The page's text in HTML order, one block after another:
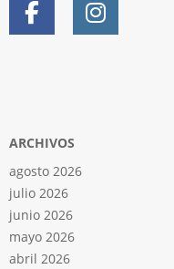
ARCHIVOS
agosto 2026
julio 2026
junio 2026
mayo 2026
abril 2026